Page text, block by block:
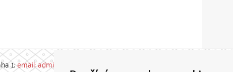
1;email: admin-repozitar [at] cuni.cz